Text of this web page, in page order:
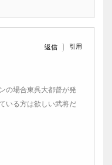
返信 引用
の場合東呉大都督が発
いる方は欲しい武将だ